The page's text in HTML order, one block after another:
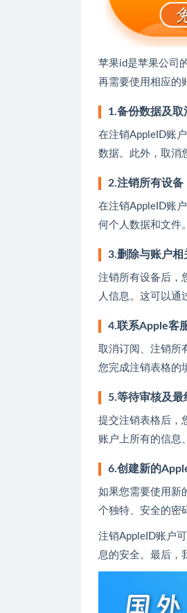
苹果id是苹果公司
再需要使用相应的
1.备份数据及取
在注销AppleID账
数据。此外，取消
2.注销所有设备
在注销AppleID账
何个人数据和文件
3.删除与账户相
注销所有设备后，
人信息。这可以通
4.联系Apple客
取消订阅、注销所
您完成注销表格的
5.等待审核及最
提交注销表格后，
账户上所有的信息
6.创建新的
如果您需要使用新
个独特、安全的密
注销AppleID账户
息的安全。最后，